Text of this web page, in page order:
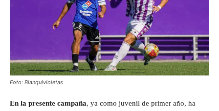
Foto: Blanquivioletas
En la presente campaña, ya como juvenil de primer año, ha